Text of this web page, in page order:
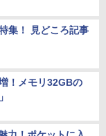
集！ 見どころ記事
！メモリ32GBの